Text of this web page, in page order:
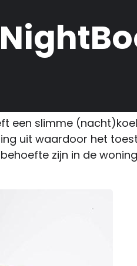
een slimme
uit waardoor het
zijn in de